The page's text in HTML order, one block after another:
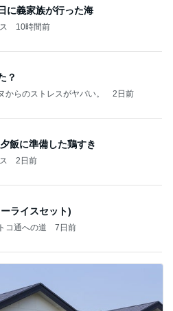
に義家族が行った海
10時間前
？
からのストレスがヤバい。 2日前
飯に準備した鶏すき
2日前
ライスセット)
コ通への道 7日前